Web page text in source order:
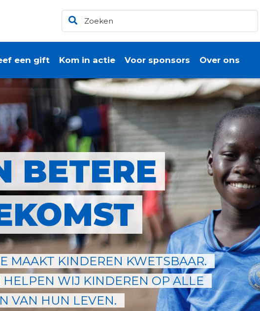
een gift Kom in actie Voor sponsors Over ons
BETERE
MAAKT KINDEREN KWETSBAAR.
HELPEN WIJ KINDEREN OP ALLE
VAN HUN LEVEN.